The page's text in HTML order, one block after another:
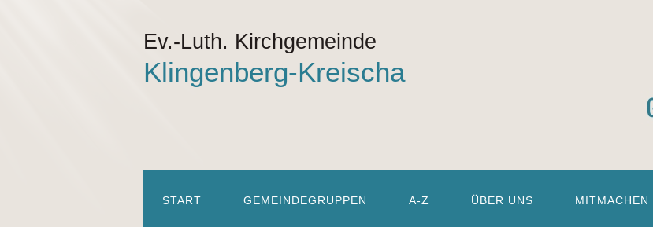
Ev.-Luth. Kirchgemeinde
Klingenberg-Kreischa
START GEMEINDEGRUPPEN A-Z ÜBER UNS MITMACHEN